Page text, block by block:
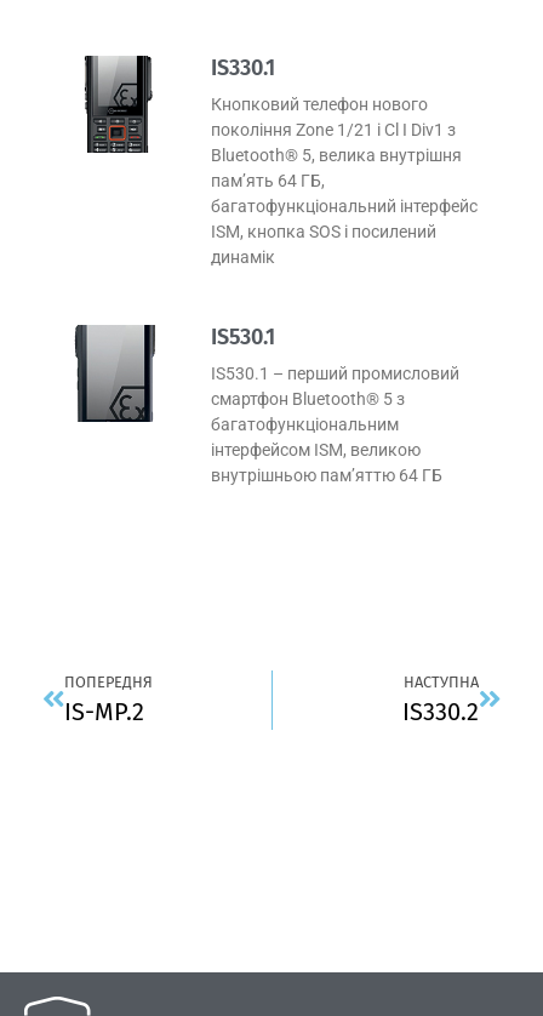
IS330.1
Кнопковий телефон нового
покоління Zone 1/21 і Cl I Div1 з
Bluetooth® 5, велика внутрішня
пам’ять 64 ГБ,
багатофункціональний інтерфейс
ISM, кнопка SOS і посилений
динамік
IS530.1
IS530.1 – перший промисловий
смартфон Bluetooth® 5 з
багатофункціональним
інтерфейсом ISM, великою
внутрішньою пам’яттю 64 ГБ
ПОПЕРЕДНЯ
IS-MP.2
НАСТУПНА
IS330.2